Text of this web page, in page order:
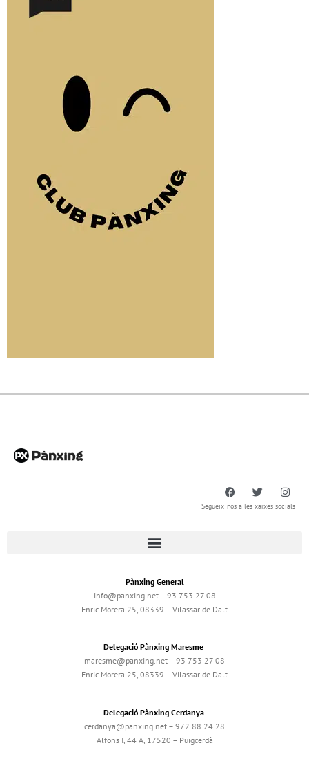
Segueix-nos a les xarxes socials
Pànxing General
info@panxing.net – 93 753 27 08
Enric Morera 25, 08339 – Vilassar de Dalt
Delegació Pànxing Maresme
maresme@panxing.net – 93 753 27 08
Enric Morera 25, 08339 – Vilassar de Dalt
Delegació Pànxing Cerdanya
cerdanya@panxing.net – 972 88 24 28
Alfons I, 44 A, 17520 – Puigcerdà